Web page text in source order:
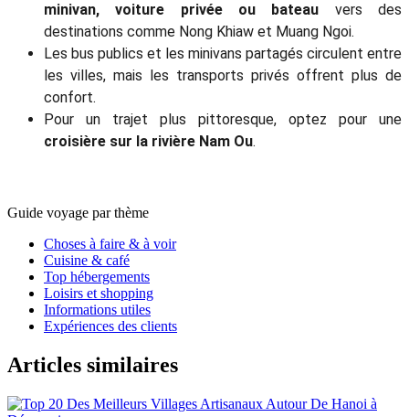
minivan, voiture privée ou bateau vers des
destinations comme Nong Khiaw et Muang Ngoi.
Les bus publics et les minivans partagés circulent entre
les villes, mais les transports privés offrent plus de
confort.
Pour un trajet plus pittoresque, optez pour une
croisière sur la rivière Nam Ou.
Guide voyage par thème
Choses à faire & à voir
Cuisine & café
Top hébergements
Loisirs et shopping
Informations utiles
Expériences des clients
Articles similaires